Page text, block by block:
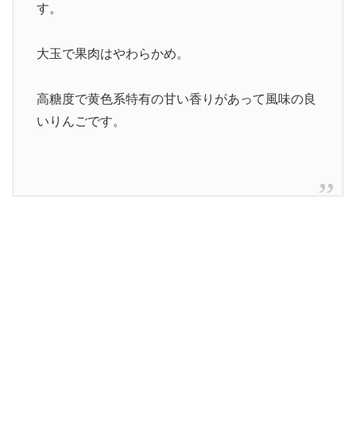
す。
大玉で果肉はやわらかめ。
高糖度で黄色系特有の甘い香りがあって風味の良
いりんごです。